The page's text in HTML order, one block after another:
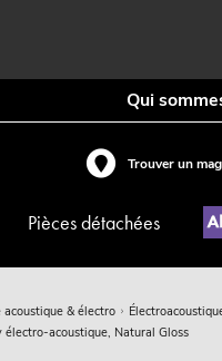
Qui
Trouver un
Pièces détachées
acoustique & électro
acoustique, Natural Gloss